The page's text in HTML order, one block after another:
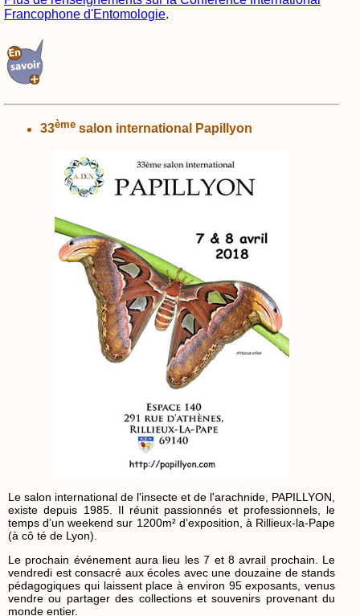
Francophone d'Entomologie.
33ème salon international Papillyon
Le salon international de l'insecte et de l'arachnide, PAPILLYON,
existe depuis 1985. Il réunit passionnés et professionnels, le
temps d’un weekend sur 1200m² d’exposition, à Rillieux-la-Pape
(à cô té de Lyon).
Le prochain événement aura lieu les 7 et 8 avrail prochain. Le
vendredi est consacré aux écoles avec une douzaine de stands
pédagogiques qui laissent place à environ 95 exposants, venus
vendre ou partager des collections et souvenirs provenant du
monde entier.